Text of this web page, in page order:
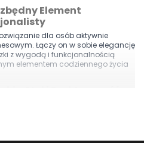
Element
dla osób aktywnie
Łączy on w sobie elegancję
z wygodą i funkcjonalnością
elementem codziennego życia